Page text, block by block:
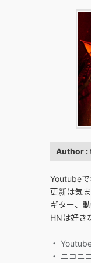
Author :
Youtubeで
更新は気ま
ギター、
HNは好き
・
・ ニコニ